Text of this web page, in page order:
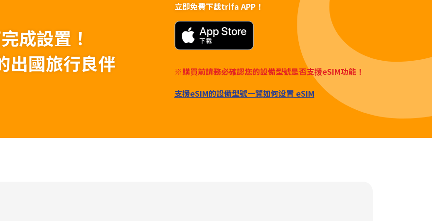
成設置！
國旅行良伴
立即免費下載trifa APP！
※購買前請務必確認您的設備型號是否支援eSIM功能！
支援eSIM的設備型號一覽如何设置 eSIM